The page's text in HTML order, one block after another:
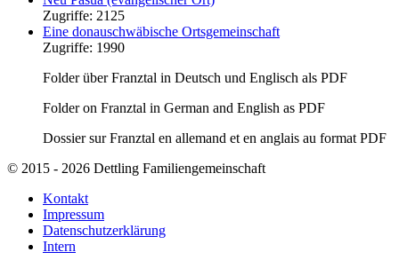
Zugriffe: 2125
Eine donauschwäbische Ortsgemeinschaft
Zugriffe: 1990
Folder über Franztal in Deutsch und Englisch als PDF
Folder on Franztal in German and English as PDF
Dossier sur Franztal en allemand et en anglais au format PDF
© 2015 - 2026 Dettling Familiengemeinschaft
Kontakt
Impressum
Datenschutzerklärung
Intern